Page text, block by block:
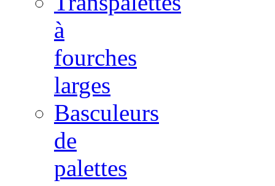
à
fourches
larges
Basculeurs
de
palettes